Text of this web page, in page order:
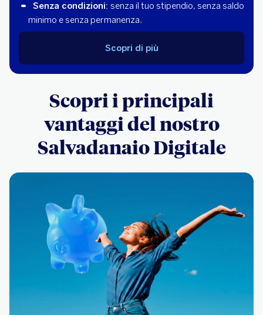
Senza condizioni: senza il tuo stipendio, senza saldo
minimo e senza permanenza.
Scopri di più
Scopri i principali
vantaggi del nostro
Salvadanaio Digitale